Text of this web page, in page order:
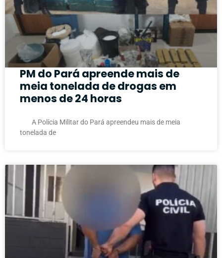
PM do Pará apreende mais de
meia tonelada de drogas em
menos de 24 horas
A Polícia Militar do Pará apreendeu mais de meia
tonelada de